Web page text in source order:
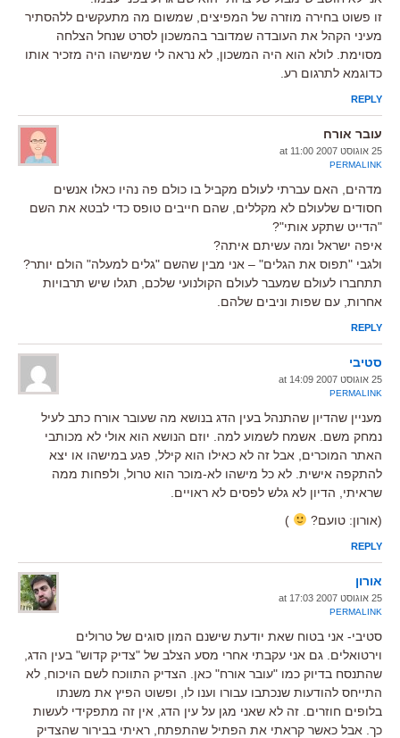
זו פשוט בחירה מוזרה של המפיצים, שמשום מה מתעקשים ללהסתיר
מעיני הקהל את העובדה שמדובר בהמשכון לסרט שנחל הצלחה
מסוימת. לולא הוא היה המשכון, לא נראה לי שמישהו היה מזכיר אותו
כדוגמא לתרגום רע.
REPLY
עובר אורח
25 אוגוסט 2007 at 11:00
PERMALINK
מדהים, האם עברתי לעולם מקביל בו כולם פה נהיו כאלו אנשים
חסודים שלעולם לא מקללים, שהם חייבים טופס כדי לבטא את השם
"הדייט שתקע אותי"?
איפה ישראל ומה עשיתם איתה?
ולגבי "תפוס את הגלים" – אני מבין שהשם "גלים למעלה" הולם יותר?
תתחברו לעולם שמעבר לעולם הקולנועי שלכם, תגלו שיש תרבויות
אחרות, עם שפות וניבים שלהם.
REPLY
סטיבי
25 אוגוסט 2007 at 14:09
PERMALINK
מעניין שהדיון שהתנהל בעין הדג בנושא מה שעובר אורח כתב לעיל
נמחק משם. אשמח לשמוע למה. יוזם הנושא הוא אולי לא מכותבי
האתר המוכרים, אבל זה לא כאילו הוא קילל, פגע במישהו או יצא
להתקפה אישית. לא כל מישהו לא-מוכר הוא טרול, ולפחות ממה
שראיתי, הדיון לא גלש לפסים לא ראויים.
(אורון: טועם?
)
REPLY
אורון
25 אוגוסט 2007 at 17:03
PERMALINK
סטיבי- אני בטוח שאת יודעת שישנם המון סוגים של טרולים
וירטואלים. גם אני עקבתי אחרי מסע הצלב של "צדיק קדוש" בעין הדג,
שהתנסח בדיוק כמו "עובר אורח" כאן. הצדיק התווכח לשם הויכוח, לא
התייחס להודעות שנכתבו עבורו וענו לו, ופשוט הפיץ את משנתו
בלופים חוזרים. זה לא שאני מגן על עין הדג, אין זה מתפקידי לעשות
כך. אבל כאשר קראתי את הפתיל שהתפתח, ראיתי בבירור שהצדיק